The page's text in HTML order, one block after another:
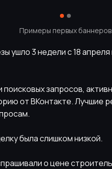
Примеры первых баннеров
ушло 3 недели с 18
запросов,
от ВКонтакте. Лучшие
была слишком низкой.
о цене